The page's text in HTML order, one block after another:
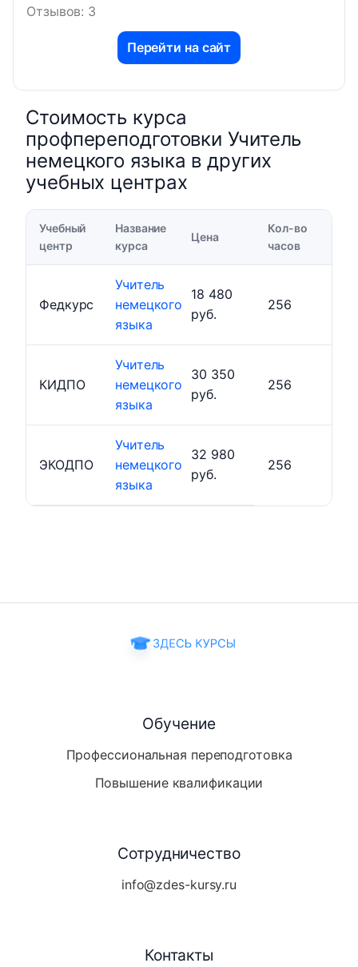
Отзывов: 3
Перейти на сайт
Стоимость курса
профпереподготовки Учитель
немецкого языка в других
учебных центрах
Учебный
центр
Название
курса
Цена
Кол-во
часов
Федкурс
Учитель
немецкого
языка
18 480
руб.
256
КИДПО
Учитель
немецкого
языка
30 350
руб.
256
ЭКОДПО
Учитель
немецкого
языка
32 980
руб.
256
Обучение
Профессиональная переподготовка
Повышение квалификации
Сотрудничество
info@zdes-kursy.ru
Контакты